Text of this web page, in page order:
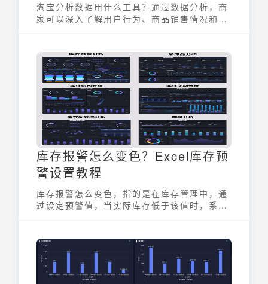
淘宝分析数据用什么工具？通过数据分析，商
家可以深入了解用户行为、商品销售情况和市
本文将对淘宝数据分析常用工具进行全面盘
点，助力商家玩转数据分析。
库存报警怎么变色？Excel库存预
警设置教程
库存报警怎么变色，指的是在库存管理中，通
过设定预警值，当实际库存低于该值时，系统
在Excel等常用办公软件中，通过简单的条件
格式设置即可实现，能够帮助企业及时发现库
存不足的情况，避免断货风险，保障生产经营
的顺利进行。